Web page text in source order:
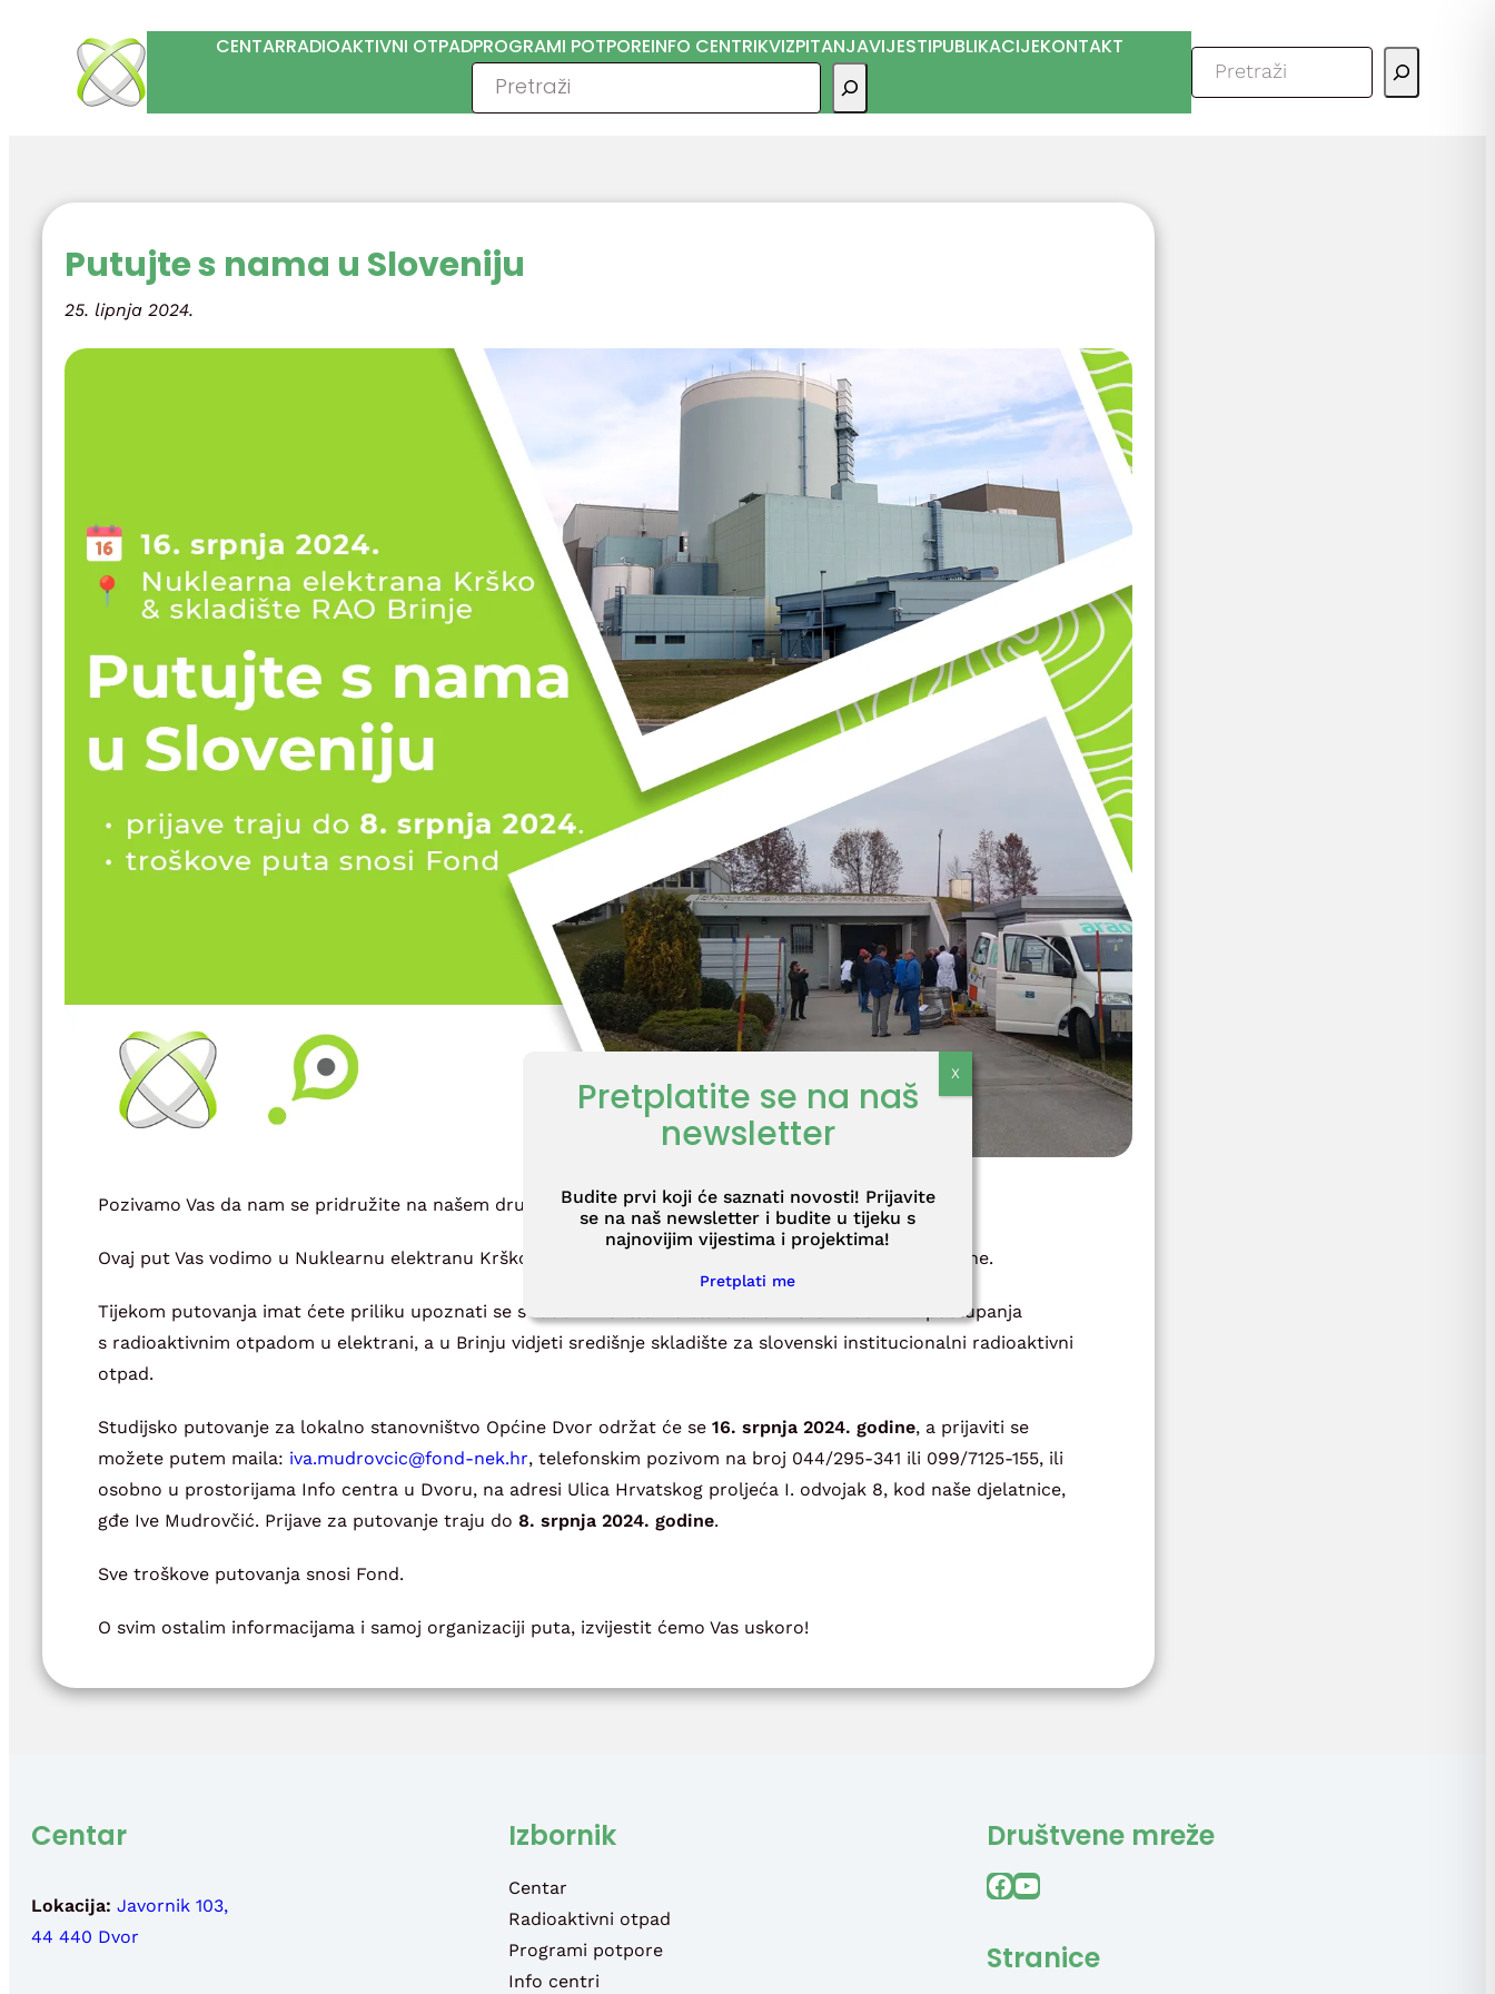
sadržaja
CENTARRADIOAKTIVNI OTPADPROGRAMI POTPOREINFO CENTRIKVIZPITANJAVIJESTIPUBLIKACIJEKONTAKT
Pretraga
Putujte s nama u Sloveniju
25. lipnja 2024.
Pozivamo Vas da nam se pridružite na našem drugom ovogodišnjem studijskom putovanju!
Ovaj put Vas vodimo u Nuklearnu elektranu Krško i skladište radioaktivnog otpada Brinje kraj Ljubljane.
Tijekom putovanja imat ćete priliku upoznati se s radom Nuklearne elektrane Krško i načinima postupanja
s radioaktivnim otpadom u elektrani, a u Brinju vidjeti središnje skladište za slovenski institucionalni radioaktivni
otpad.
Studijsko putovanje za lokalno stanovništvo Općine Dvor održat će se 16. srpnja 2024. godine, a prijaviti se
možete putem maila:
rh.ken-dnof
@cicvordum.avi
, telefonskim pozivom na broj 044/295-341 ili 099/7125-155, ili
osobno u prostorijama Info centra u Dvoru, na adresi Ulica Hrvatskog proljeća I. odvojak 8, kod naše djelatnice,
gđe Ive Mudrovčić. Prijave za putovanje traju do 8. srpnja 2024. godine.
Sve troškove putovanja snosi Fond.
O svim ostalim informacijama i samoj organizaciji puta, izvijestit ćemo Vas uskoro!
Centar
Lokacija: Javornik 103,
44 440 Dvor
Izbornik
Centar
Radioaktivni otpad
Programi potpore
Info centri
Društvene mreže
Facebook YouTube
Stranice
Pretplatite se na naš
newsletter
Budite prvi koji će saznati novosti! Prijavite
se na naš newsletter i budite u tijeku s
najnovijim vijestima i projektima!
Pretplati me